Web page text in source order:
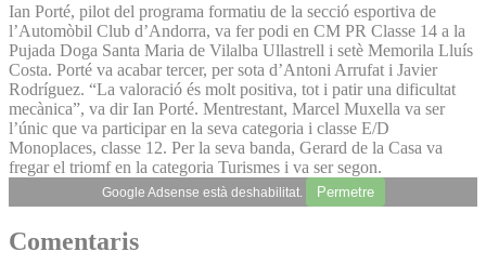
Ian Porté, pilot del programa formatiu de la secció esportiva de
l’Automòbil Club d’Andorra, va fer podi en CM PR Classe 14 a la
Pujada Doga Santa Maria de Vilalba Ullastrell i setè Memorila Lluís
Costa. Porté va acabar tercer, per sota d’Antoni Arrufat i Javier
Rodríguez. “La valoració és molt positiva, tot i patir una dificultat
mecànica”, va dir Ian Porté. Mentrestant, Marcel Muxella va ser
l’únic que va participar en la seva categoria i classe E/D
Monoplaces, classe 12. Per la seva banda, Gerard de la Casa va
fregar el triomf en la categoria Turismes i va ser segon.
Google Adsense està deshabilitat. Permetre
Comentaris